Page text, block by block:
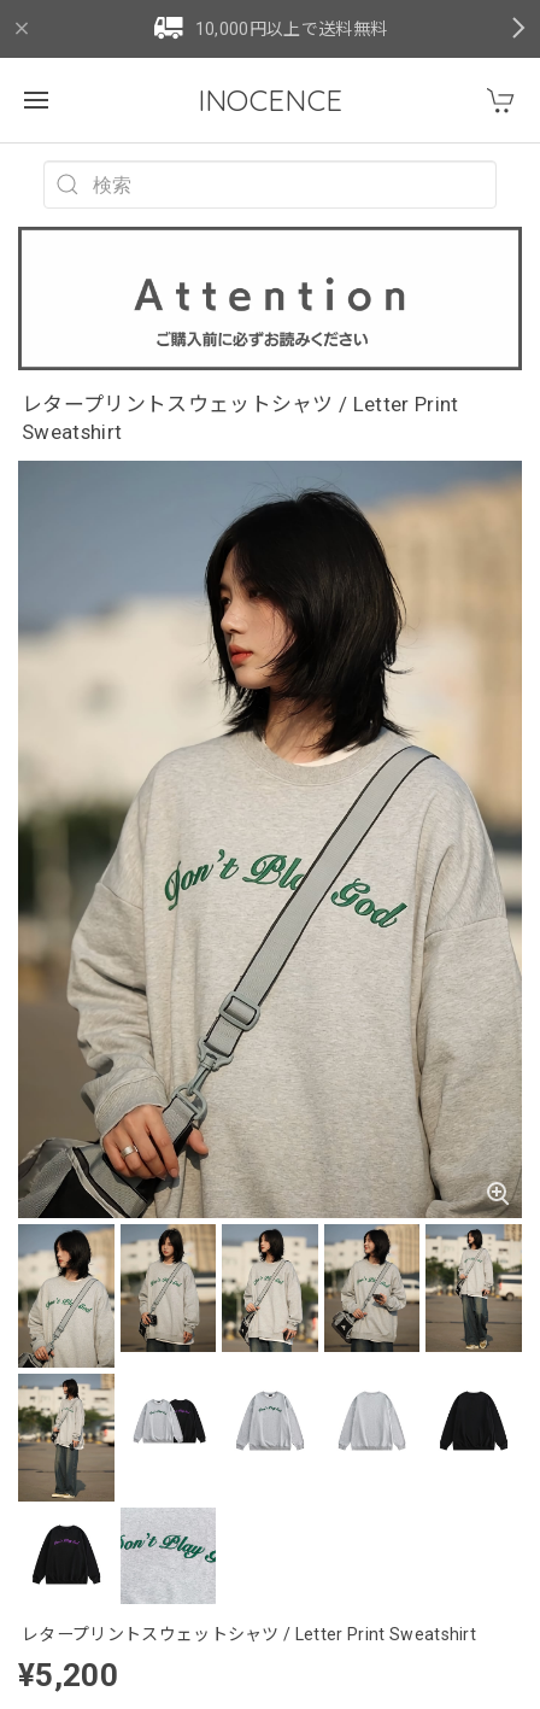
10,000円以上で送料無料
INOCENCE
レタープリントスウェットシャツ / Letter Print
Sweatshirt
レタープリントスウェットシャツ / Letter Print Sweatshirt
¥5,200